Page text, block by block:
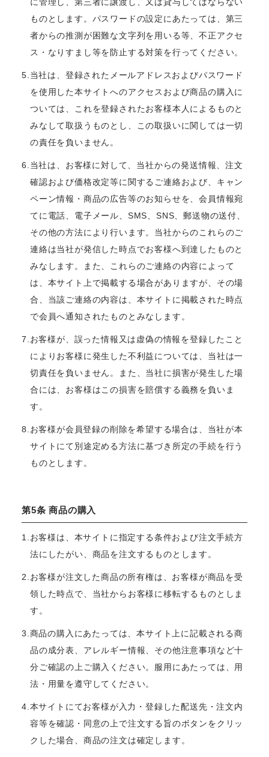
ものとします。パスワードの設定にあたっては、第三
者からの推測が困難な文字列を用いる等、不正アクセ
ス・なりすまし等を防止する対策を行ってください。
5.当社は、登録されたメールアドレスおよびパスワード
を使用した本サイトへのアクセスおよび商品の購入に
ついては、これを登録されたお客様本人によるものと
みなして取扱うものとし、この取扱いに関しては一切
の責任を負いません。
6.当社は、お客様に対して、当社からの発送情報、注文
確認および価格改定等に関するご連絡および、キャン
ペーン情報・商品の広告等のお知らせを、会員情報宛
てに電話、電子メール、SMS、SNS、郵送物の送付、
その他の方法により行います。当社からのこれらのご
連絡は当社が発信した時点でお客様へ到達したものと
みなします。また、これらのご連絡の内容によって
は、本サイト上で掲載する場合がありますが、その場
合、当該ご連絡の内容は、本サイトに掲載された時点
で会員へ通知されたものとみなします。
7.お客様が、誤った情報又は虚偽の情報を登録したこと
によりお客様に発生した不利益については、当社は一
切責任を負いません。また、当社に損害が発生した場
合には、お客様はこの損害を賠償する義務を負いま
す。
8.お客様が会員登録の削除を希望する場合は、当社が本
サイトにて別途定める方法に基づき所定の手続を行う
ものとします。
第5条 商品の購入
1.お客様は、本サイトに指定する条件および注文手続方
法にしたがい、商品を注文するものとします。
2.お客様が注文した商品の所有権は、お客様が商品を受
領した時点で、当社からお客様に移転するものとしま
す。
3.商品の購入にあたっては、本サイト上に記載される商
品の成分表、アレルギー情報、その他注意事項など十
分ご確認の上ご購入ください。服用にあたっては、用
法・用量を遵守してください。
4.本サイトにてお客様が入力・登録した配送先・注文内
容等を確認・同意の上で注文する旨のボタンをクリッ
クした場合、商品の注文は確定します。